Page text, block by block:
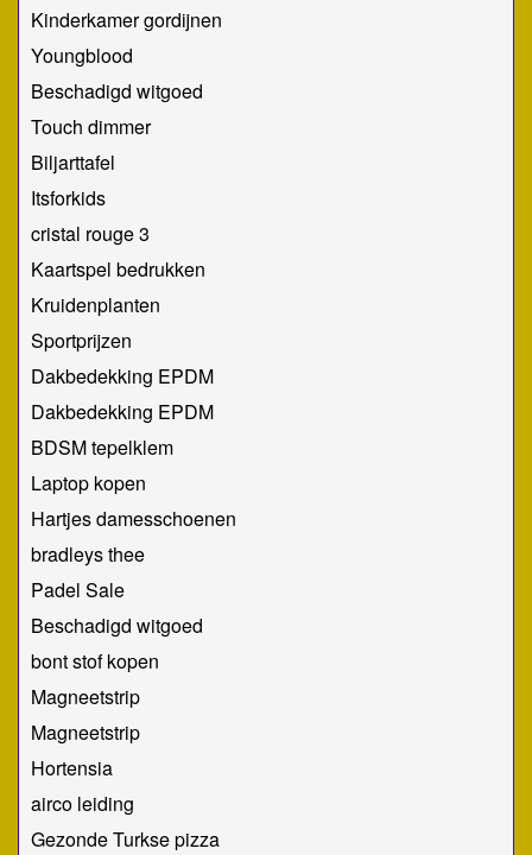
Kinderkamer gordijnen
Youngblood
Beschadigd witgoed
Touch dimmer
Biljarttafel
Itsforkids
cristal rouge 3
Kaartspel bedrukken
Kruidenplanten
Sportprijzen
Dakbedekking EPDM
Dakbedekking EPDM
BDSM tepelklem
Laptop kopen
Hartjes damesschoenen
bradleys thee
Padel Sale
Beschadigd witgoed
bont stof kopen
Magneetstrip
Magneetstrip
Hortensia
airco leiding
Gezonde Turkse pizza